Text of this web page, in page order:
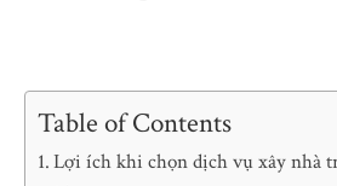
Table of Contents
Lợi ích khi chọn dịch vụ xây nhà